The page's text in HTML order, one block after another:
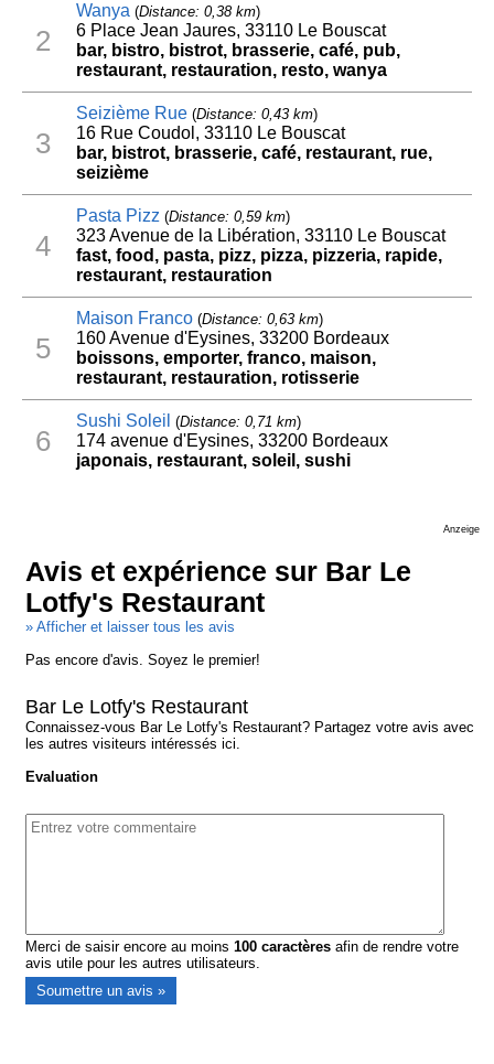
2
Wanya(Distance: 0,38 km)
6 Place Jean Jaures, 33110 Le Bouscat
bar, bistro, bistrot, brasserie, café, pub,
restaurant, restauration, resto, wanya
3
Seizième Rue(Distance: 0,43 km)
16 Rue Coudol, 33110 Le Bouscat
bar, bistrot, brasserie, café, restaurant, rue,
seizième
4
Pasta Pizz(Distance: 0,59 km)
323 Avenue de la Libération, 33110 Le Bouscat
fast, food, pasta, pizz, pizza, pizzeria, rapide,
restaurant, restauration
5
Maison Franco(Distance: 0,63 km)
160 Avenue d'Eysines, 33200 Bordeaux
boissons, emporter, franco, maison,
restaurant, restauration, rotisserie
6
Sushi Soleil (Distance: 0,71 km)
174 avenue d'Eysines, 33200 Bordeaux
japonais, restaurant, soleil, sushi
Anzeige
Avis et expérience sur Bar Le
Lotfy's Restaurant
» Afficher et laisser tous les avis
Pas encore d'avis. Soyez le premier!
Bar Le Lotfy's Restaurant
Connaissez-vous Bar Le Lotfy's Restaurant? Partagez votre avis avec
les autres visiteurs intéressés ici.
Evaluation
Merci de saisir encore au moins100 caractères afin de rendre votre
avis utile pour les autres utilisateurs.